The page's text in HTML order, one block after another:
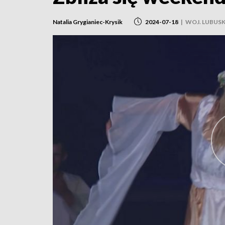
Natalia Grygianiec-Krysik 2024-07-18 | WOJ.